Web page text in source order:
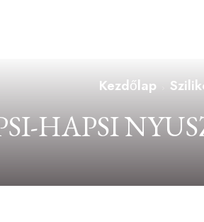
Kezdőlap
HAPSI